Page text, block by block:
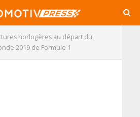
horlogères au départ du
2019 de Formule 1